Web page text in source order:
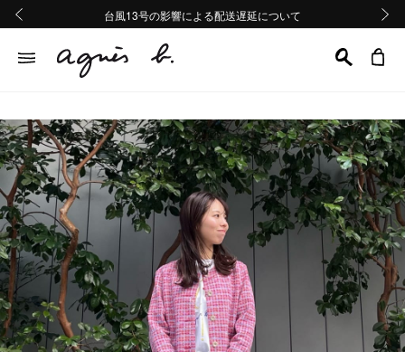
熊本地域地震の影響による配送遅延について
Summer Sale 2buy10%OFF!!
台風13号の影響による配送遅延について
熊本地域地震の影響による配送遅延について
Summer Sale 2buy10%OFF!!